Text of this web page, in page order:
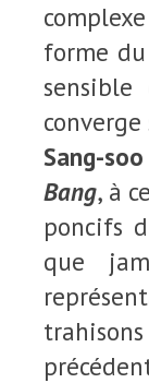
forme
Sang-soo
Bang, à
poncifs
que